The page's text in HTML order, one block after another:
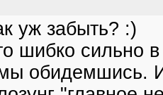
уж забыть? :)
шибко сильно
обидемшись.